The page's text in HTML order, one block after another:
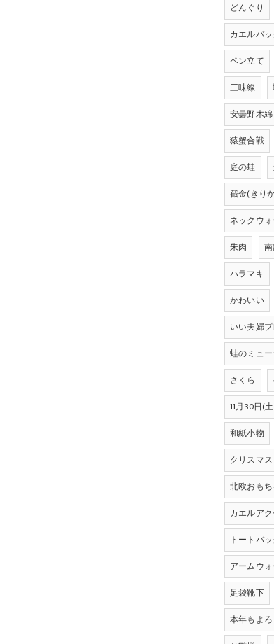
どんぐり
カエルバ
ペン立て
三味線
安曇野木綿
猿蟹合戦
庭の蛙
截金(きり
ネックウ
朱肉
ハラマキ
かわいい
いい夫婦
蛙のミュ
さくら
11月30日(
和紙小物
クリスマス
北欧おも
カエルア
トートバ
アームウ
足袋靴下
本年もよろ